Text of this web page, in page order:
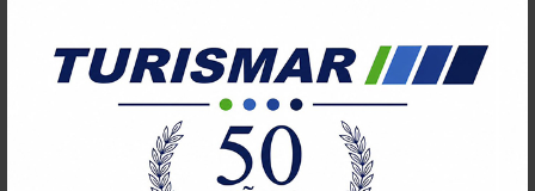
2. Método de pago